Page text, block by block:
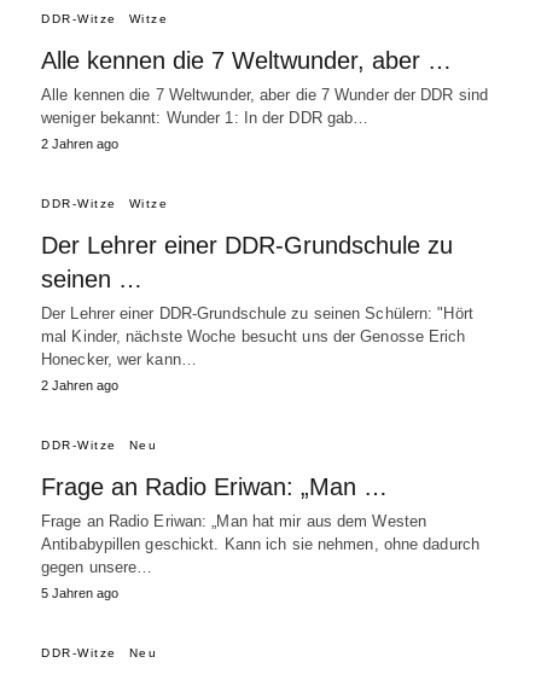
DDR-Witze Witze
Alle kennen die 7 Weltwunder, aber …
Alle kennen die 7 Weltwunder, aber die 7 Wunder der DDR sind
weniger bekannt: Wunder 1: In der DDR gab…
2 Jahren ago
DDR-Witze Witze
Der Lehrer einer DDR-Grundschule zu
seinen …
Der Lehrer einer DDR-Grundschule zu seinen Schülern: "Hört
mal Kinder, nächste Woche besucht uns der Genosse Erich
Honecker, wer kann…
2 Jahren ago
DDR-Witze Neu
Frage an Radio Eriwan: „Man …
Frage an Radio Eriwan: „Man hat mir aus dem Westen
Antibabypillen geschickt. Kann ich sie nehmen, ohne dadurch
gegen unsere…
5 Jahren ago
DDR-Witze Neu